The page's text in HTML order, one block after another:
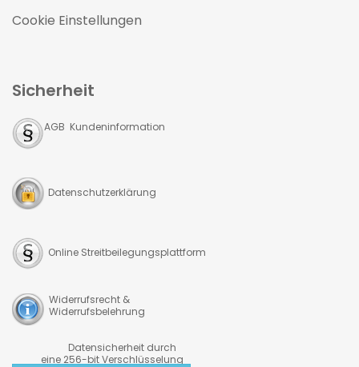
Cookie Einstellungen
Sicherheit
AGB Kundeninformation
Datenschutzerklärung
Online Streitbeilegungsplattform
Widerrufsrecht &
Widerrufsbelehrung
Datensicherheit durch
eine 256-bit Verschlüsselung